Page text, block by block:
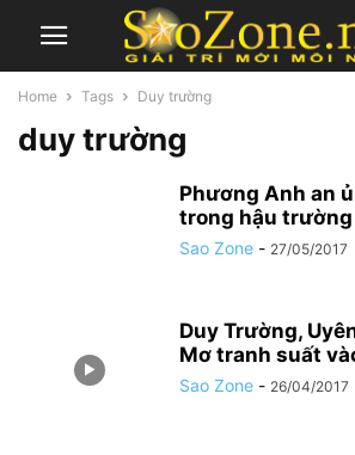
Home Tags Duy trường
duy trường
Phương Anh an
trong hậu trường
Sao Zone - 27/05/2017
Duy Trường,
Mơ tranh suất
Sao Zone - 26/04/2017